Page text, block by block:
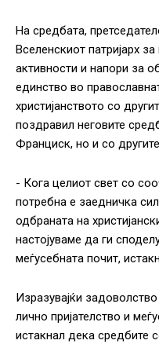
На средбата,
Вселенскиот патријарх
активности и напори за
единство во
христијанството со
поздравил неговите
Франциск, но и со
‎- Кога целиот свет со
потребна е заедничка
одбраната на
настојуваме да ги
меѓусебната почит,
Изразувајќи
лично пријателство и
истакнал дека средбите